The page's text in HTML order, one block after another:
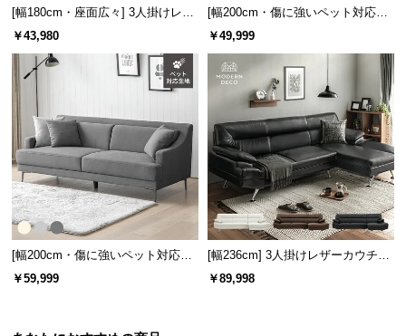
[幅180cm・座面広々] 3人掛けレザ
ーソファ モダン 応接ソファ 肘付
￥43,980
[幅200cm・傷に強いペット対応生
地も] 3人掛けストレートソファ ご
￥49,999
[幅200cm・傷に強いペット対応生
地] 3人掛けストレートソファ ごろ
￥59,999
[幅236cm] 3人掛けレザーカウチソ
ファ
￥89,998